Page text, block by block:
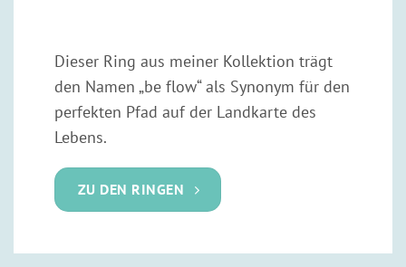
Dieser Ring aus meiner Kollektion trägt
den Namen „be flow“ als Synonym für den
perfekten Pfad auf der Landkarte des
Lebens.
ZU DEN RINGEN